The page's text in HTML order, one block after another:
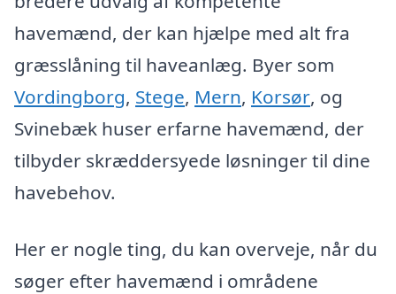
havemænd, der kan hjælpe med alt fra
græsslåning til haveanlæg. Byer som
Vordingborg, Stege, Mern, Korsør, og
Svinebæk huser erfarne havemænd, der
tilbyder skræddersyede løsninger til dine
havebehov.
Her er nogle ting, du kan overveje, når du
søger efter havemænd i områdene